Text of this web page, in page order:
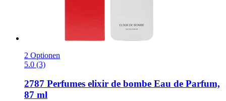
2 Optionen
5.0 (3)
2787 Perfumes elixir de bombe Eau de Parfum,
87 ml